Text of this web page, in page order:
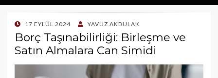
POSTED
ON
17 EYLÜL 2024 YAVUZ AKBULAK
Borç Taşınabilirliği: Birleşme ve
Satın Almalara Can Simidi